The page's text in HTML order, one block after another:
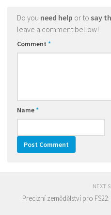
Do you need help or to say
leave a comment bellow!
Comment *
Name*
NEXT
Precizní zemědělství pro